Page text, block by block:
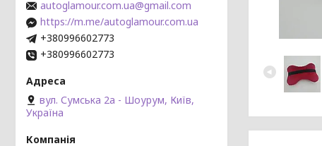
autoglamour.com.ua@gmail.com
https://m.me/autoglamour.com.ua
+380996602773
+380996602773
вул. Сумська 2а - Шоурум, Київ,
Україна